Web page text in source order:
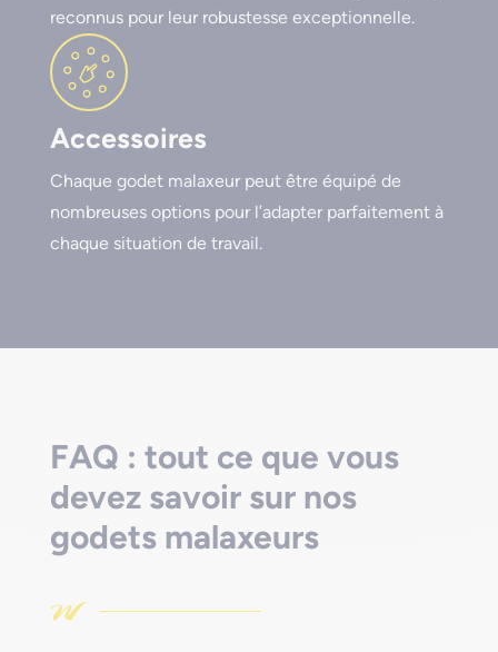
reconnus pour leur robustesse exceptionnelle.
Accessoires
Chaque godet malaxeur peut être équipé de
nombreuses options pour l’adapter parfaitement à
chaque situation de travail.
FAQ : tout ce que vous
devez savoir sur nos
godets malaxeurs